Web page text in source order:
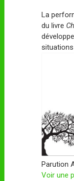
La
du livre
situations
Parution
Voir une